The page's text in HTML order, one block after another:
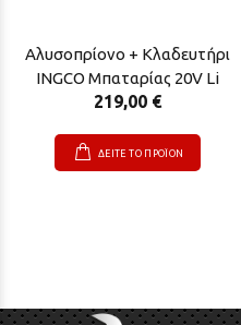
Αλυσοπρίονο + Κλαδευτήρι
INGCO Μπαταρίας 20V Li
219,00 €
ΔΕΙΤΕ ΤΟ ΠΡΟΪΟΝ